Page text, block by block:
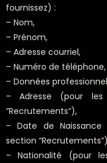
fournissez) :
– Nom,
– Prénom,
– Adresse courriel,
– Numéro de téléphone,
– Données
– Adresse (pour
“Recrutements”),
– Date de
section
– Nationalité (pour